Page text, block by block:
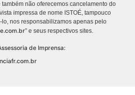
não oferecemos cancelamento do
impressa de nome ISTOÉ, tampouco
nos responsabilizamos apenas pelo
” e seus respectivos sites.
de Imprensa: